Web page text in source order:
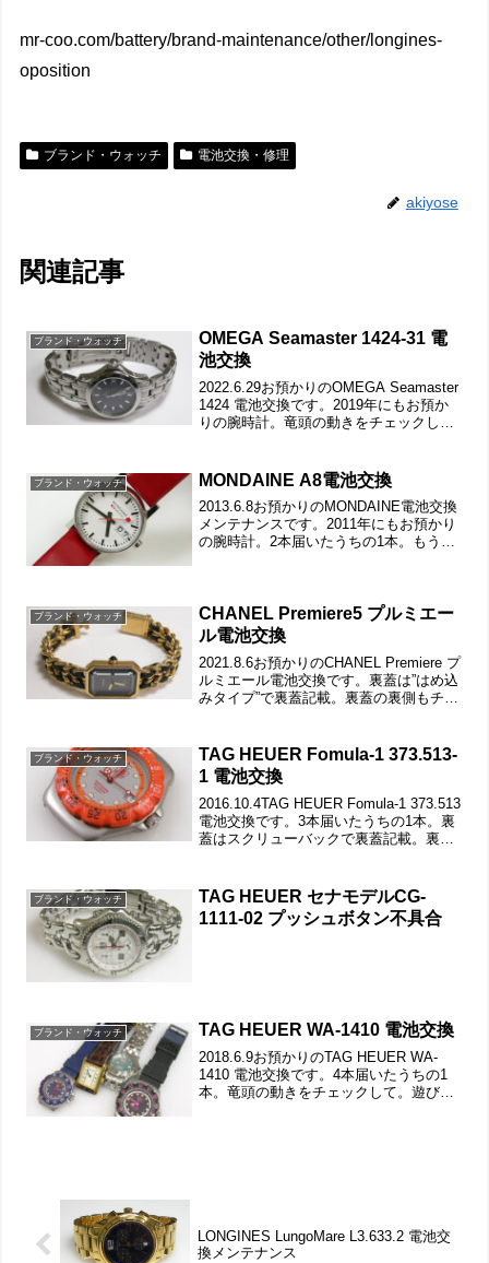
mr-coo.com/battery/brand-maintenance/other/longines-
oposition
ブランド・ウォッチ 電池交換・修理
akiyose
関連記事
ブランド・ウォッチ
OMEGA Seamaster 1424-31 電
池交換
2022.6.29お預かりのOMEGA Seamaster
1424 電池交換です。2019年にもお預か
りの腕時計。竜頭の動きをチェックし
クで裏蓋記載。裏蓋を開けると耐...
ブランド・ウォッチ MONDAINE A8電池交換
2013.6.8お預かりのMONDAINE電池交換
メンテナンスです。2011年にもお預かり
の腕時計。2本届いたうちの1本。もう一
蓋...
ブランド・ウォッチ
CHANEL Premiere5 プルミエー
ル電池交換
2021.8.6お預かりのCHANEL Premiere プ
ルミエール電池交換です。裏蓋は”はめ込
みタイプ”で裏蓋記載。裏蓋の裏側もチェ
クします。電池を入れて動作確認。...
ブランド・ウォッチ
TAG HEUER Fomula-1 373.513-
1 電池交換
2016.10.4TAG HEUER Fomula-1 373.513
電池交換です。3本届いたうちの1本。裏
蓋はスクリューバックで裏蓋記載。裏蓋
れを拭き取り電池格納部...
ブランド・ウォッチ
TAG HEUER セナモデルCG-
1111-02 プッシュボタン不具合
ブランド・ウォッチ TAG HEUER WA-1410 電池交換
2018.6.9お預かりのTAG HEUER WA-
1410 電池交換です。4本届いたうちの1
本。竜頭の動きをチェックして。遊び革
LONGINES LungoMare L3.633.2 電池交
換メンテナンス